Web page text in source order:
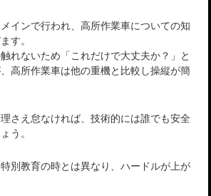
インで行われ、高所作業車についての知
す。
れないため「これだけで大丈夫か？」と
高所作業車は他の重機と比較し操縦が簡
さえ怠なければ、技術的には誰でも安全
う。
別教育の時とは異なり、ハードルが上が